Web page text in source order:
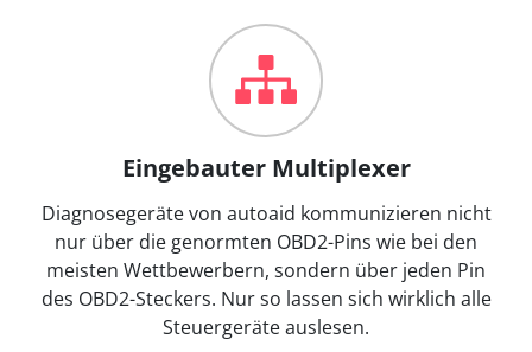
Eingebauter Multiplexer
Diagnosegeräte von autoaid kommunizieren nicht
nur über die genormten OBD2-Pins wie bei den
meisten Wettbewerbern, sondern über jeden Pin
des OBD2-Steckers. Nur so lassen sich wirklich alle
Steuergeräte auslesen.